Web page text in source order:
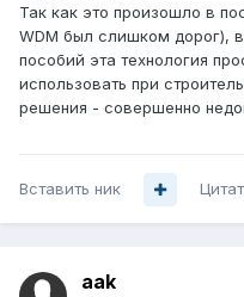
Так как это произошло в
WDM был слишком дорог),
пособий эта технология
использовать при
решения - совершенно
Вставить ник
aak